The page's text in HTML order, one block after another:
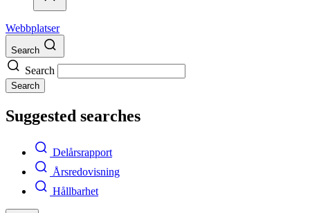
Webbplatser
Search
Search
Search
Suggested searches
Delårsrapport
Årsredovisning
Hållbarhet